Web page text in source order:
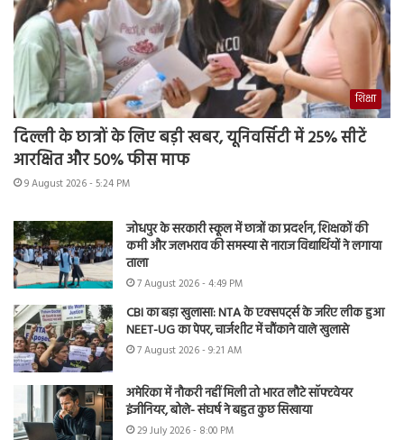
शिक्षा
दिल्ली के छात्रों के लिए बड़ी खबर, यूनिवर्सिटी में 25% सीटें
आरक्षित और 50% फीस माफ
9 August 2026 - 5:24 PM
जोधपुर के सरकारी स्कूल में छात्रों का प्रदर्शन, शिक्षकों की
कमी और जलभराव की समस्या से नाराज विद्यार्थियों ने लगाया
ताला
7 August 2026 - 4:49 PM
CBI का बड़ा खुलासा: NTA के एक्सपर्ट्स के जरिए लीक हुआ
NEET-UG का पेपर, चार्जशीट में चौंकाने वाले खुलासे
7 August 2026 - 9:21 AM
अमेरिका में नौकरी नहीं मिली तो भारत लौटे सॉफ्टवेयर
इंजीनियर, बोले- संघर्ष ने बहुत कुछ सिखाया
29 July 2026 - 8:00 PM